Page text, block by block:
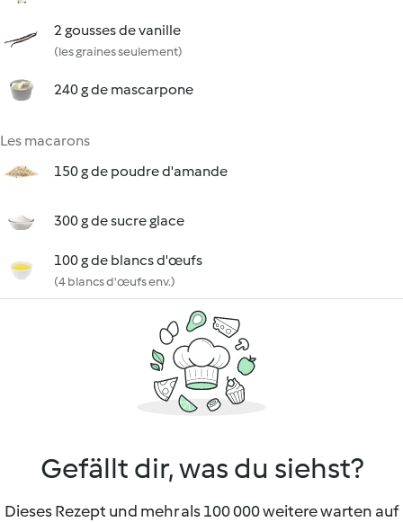
2 gousses de vanille
(les graines seulement)
240 g de mascarpone
Les macarons
150 g de poudre d'amande
300 g de sucre glace
100 g de blancs d'œufs
(4 blancs d'œufs env.)
Gefällt dir, was du siehst?
Dieses Rezept und mehr als 100 000 weitere warten auf